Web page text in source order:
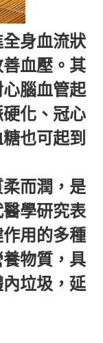
身血流狀
血壓。其
腦血管起
化、冠心
也可起到
而潤，是
學研究表
用的多種
物質，具
垃圾，延